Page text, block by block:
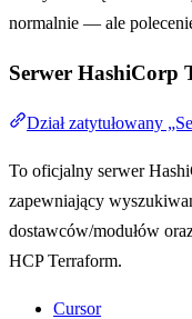
normalnie — ale
Serwer HashiCorp
Dział zatytułowany
To oficjalny serwer
zapewniający
dostawców/modułów
HCP Terraform.
Cursor